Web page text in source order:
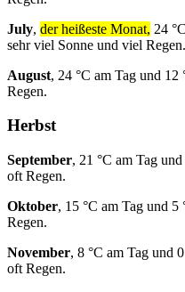
July, der heißeste Monat, 24
sehr viel Sonne und viel Regen.
August, 24 °C am Tag und
Regen.
Herbst
September, 21 °C am Tag
oft Regen.
Oktober, 15 °C am Tag und
Regen.
November, 8 °C am Tag und
oft Regen.